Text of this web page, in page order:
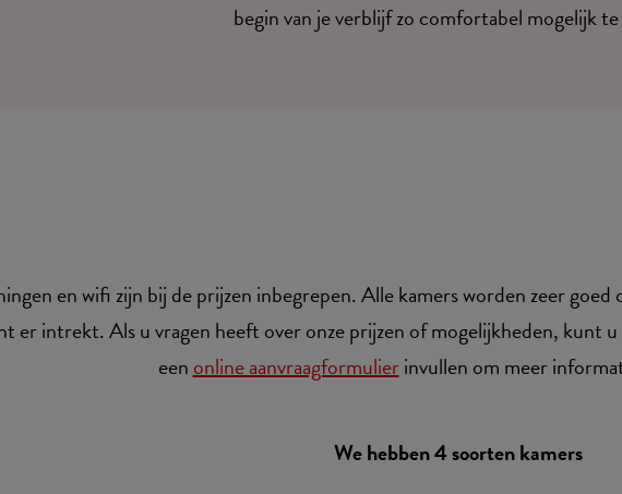
begin van je verblijf zo comfortabel mogelijk
en wifi zijn bij de prijzen inbegrepen. Alle kamers worden zeer
er intrekt. Als u vragen heeft over onze prijzen of mogelijkheden, kunt
eenonline aanvraagformulierinvullen om meer
We hebben 4 soorten kamers